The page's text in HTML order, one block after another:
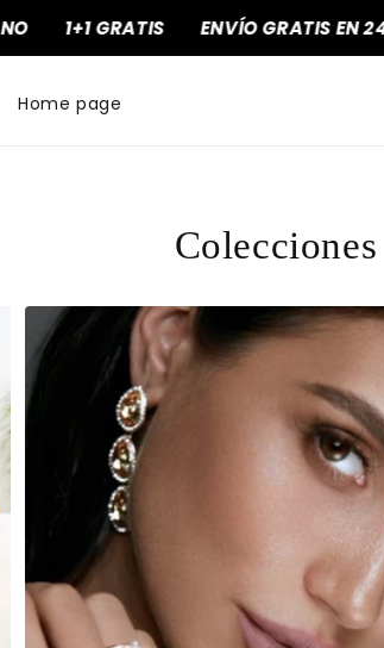
1+1 GRATIS ENVÍO GRATIS EN 24H
Home page
Colecciones